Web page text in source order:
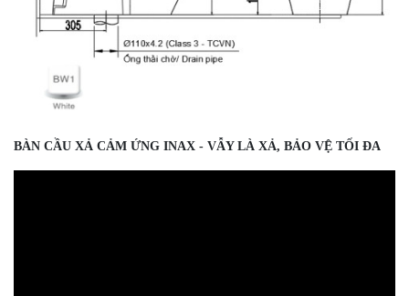
BÀN CẦU XẢ CẢM ỨNG INAX - VẪY LÀ XẢ, BẢO VỆ TỐI ĐA